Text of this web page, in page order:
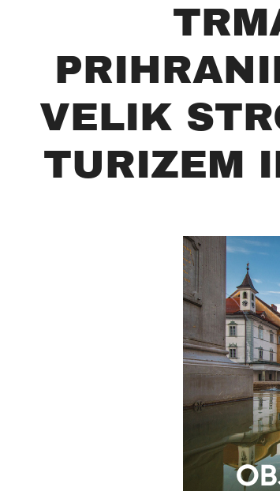
VELIK
TURIZEM